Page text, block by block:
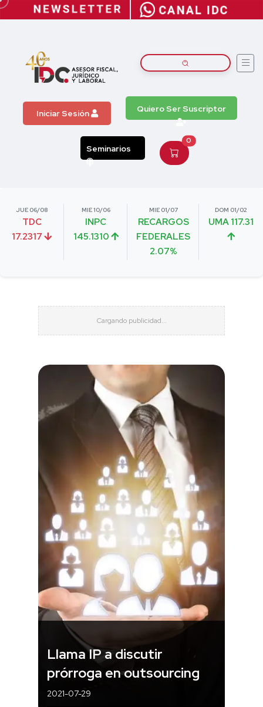
Iniciar Sesión Quiero Ser Suscriptor
Seminarios
0
JUE 06/08
TDC
17.2317
MIE 10/06
INPC
145.1310
MIE 01/07
RECARGOS
FEDERALES
2.07%
DOM 01/02
UMA 117.31
Llama IP a discutir
prórroga en outsourcing
2021-07-29